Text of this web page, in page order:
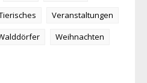
Veranstaltungen
Weihnachten